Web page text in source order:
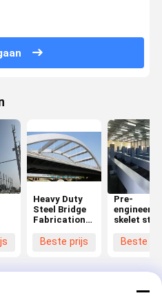
Heavy Duty
Steel Bridge
Fabrication
voetgangersbrugkits
gebieden /
Beste prijs
Pre-
engineered
skelet
fabricage
voor
gebouwen
Beste